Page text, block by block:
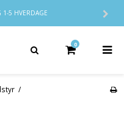
1-5 HVERDAGE
0
/